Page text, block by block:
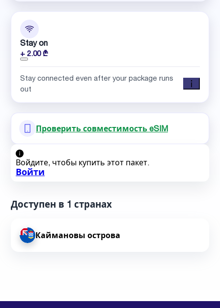
Stay on
+ 2.00 ₾
Stay connected even after your package runs
out
Проверить совместимость eSIM
Войдите, чтобы купить этот пакет.
Войти
Доступен в 1 странах
Каймановы острова